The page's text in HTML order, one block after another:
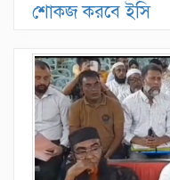
শোকজ করবে ইসি